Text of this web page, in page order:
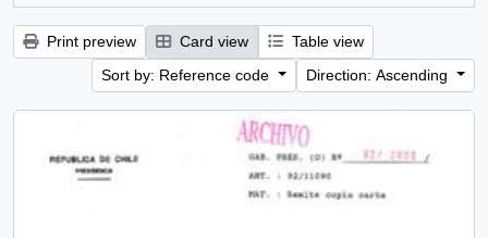
Print preview Card view
Table view
Sort by: Reference code
Direction: Ascending